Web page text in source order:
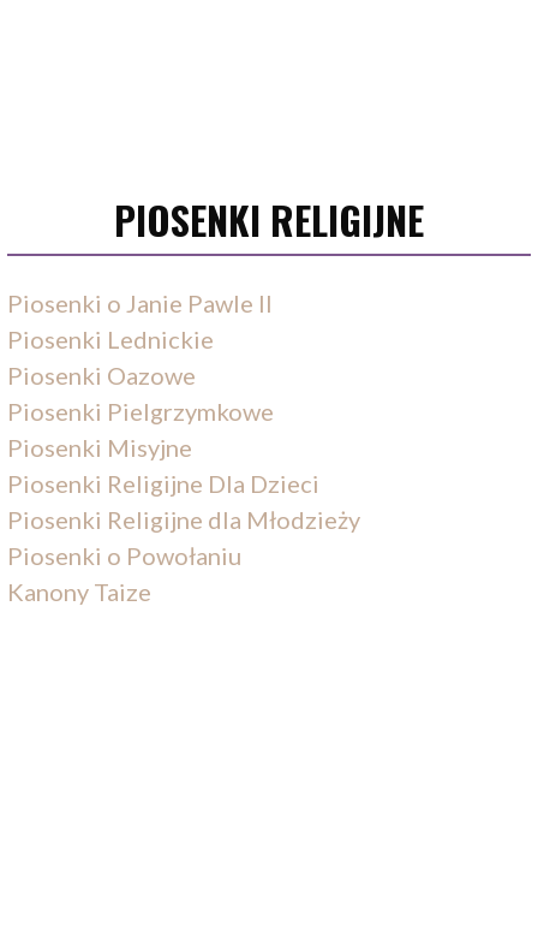
PIOSENKI RELIGIJNE
Piosenki o Janie Pawle II
Piosenki Lednickie
Piosenki Oazowe
Piosenki Pielgrzymkowe
Piosenki Misyjne
Piosenki Religijne Dla Dzieci
Piosenki Religijne dla Młodzieży
Piosenki o Powołaniu
Kanony Taize